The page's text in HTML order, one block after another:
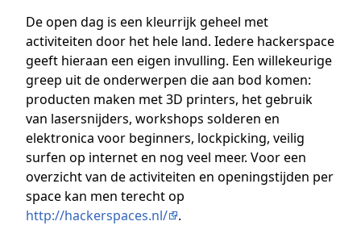
De open dag is een kleurrijk geheel met
activiteiten door het hele land. Iedere hackerspace
geeft hieraan een eigen invulling. Een willekeurige
greep uit de onderwerpen die aan bod komen:
producten maken met 3D printers, het gebruik
van lasersnijders, workshops solderen en
elektronica voor beginners, lockpicking, veilig
surfen op internet en nog veel meer. Voor een
overzicht van de activiteiten en openingstijden per
space kan men terecht op
http://hackerspaces.nl/
.